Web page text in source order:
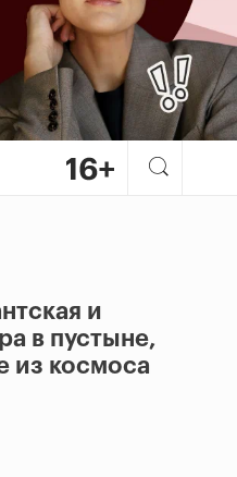
и
в пустыне,
из космоса